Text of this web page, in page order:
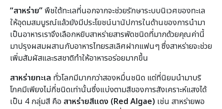
“สาหร่าย”พืชใต้ทะเลที่นอกจากจะช่วยรักษาระบบนิเวศของทะเล
ให้อุดมสมบูรณ์แล้วยังมีประโยชน์นานัปการในด้านของการนำมา
เป็นอาหารเราจึงเลือกหยิบสาหร่ายสารพัดชนิดที่มากด้วยคุณค่านี้
มาปรุงผสมผสานกับอาหารไทยรสเลิศฝากแฟนๆ ซึ่งสาหร่ายจะช่วย
เพิ่มสัมผัสและรสชาติทำให้อาหารอร่อยมากขึ้น
สาหร่ายทะเล ทั่วโลกมีมากกว่าสองหมื่นชนิด แต่ที่นิยมนำมาบริ
โภคมีเพียงไม่กี่ชนิดเท่านั้นซึ่งแบ่งตามสีของการสังเคราะห์แสงได้
เป็น 4 กลุ่มสี คือ สาหร่ายสีแดง (Red Algae) เช่น สาหร่ายพอ